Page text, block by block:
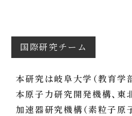
国際研究チーム
本研究は岐阜大学（教育学
本原子力研究開発機構、東
加速器研究機構（素粒子原